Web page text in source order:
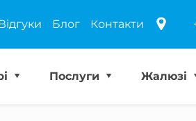
Блог Контакти
Послуги Жалюзі